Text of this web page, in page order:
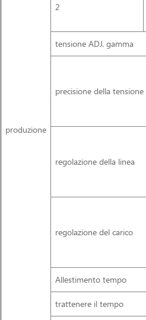
produzione
2
tensione ADJ. gamma
precisione della tensione
regolazione della linea
regolazione del carico
Allestimento tempo
trattenere il tempo